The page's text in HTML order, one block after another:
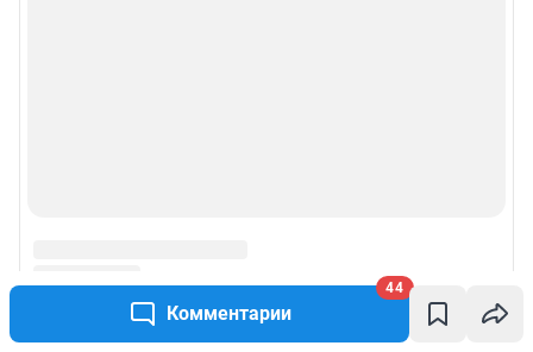
Комментарии
44